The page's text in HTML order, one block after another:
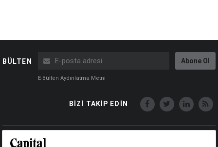
BÜLTEN Abone Ol
E-Bülten Aydınlatma Metni
BİZİ TAKİP EDİN